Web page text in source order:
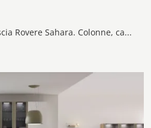
Basi e pensili con anta liscia Rovere Sahara. Colonne, cassetto e Top in Neolith® Basalt Black Satin. Gole e zoccolo in nero spazzolato. Piano ...